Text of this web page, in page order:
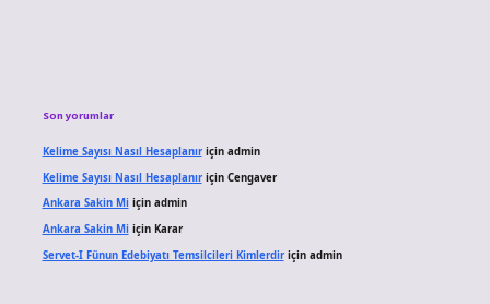
Son yorumlar
Kelime Sayısı Nasıl Hesaplanıriçin admin
Kelime Sayısı Nasıl Hesaplanıriçin Cengaver
Ankara Sakin Miiçin admin
Ankara Sakin Miiçin Karar
Servet-I Fünun Edebiyatı Temsilcileri Kimlerdiriçin admin